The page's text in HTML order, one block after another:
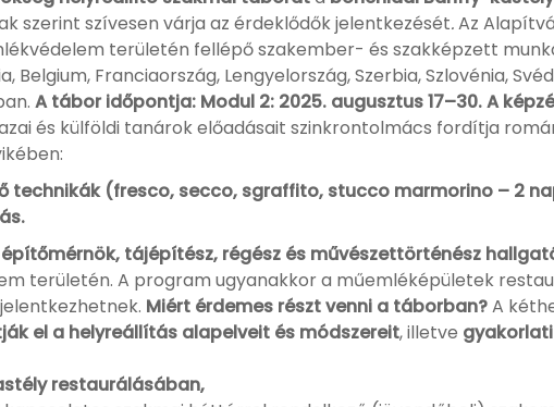
szerint szívesen várja az érdeklődők jelentkezését.Az
területén fellépő szakember- és szakképzett
Belgium, Franciaország, Lengyelország, Szerbia, Szlovénia,
A tábor időpontja: Modul 2: 2025. augusztus 17–30.A
és külföldi tanárok előadásait szinkrontolmács fordítja
technikák (fresco, secco, sgraffito, stucco marmorino – 2
tájépítész, régész és művészettörténész
területén. A program ugyanakkor a műemléképületek
Miért érdemes részt venni a táborban?A
el a helyreállítás alapelveit és módszereit, illetve
restaurálásában,